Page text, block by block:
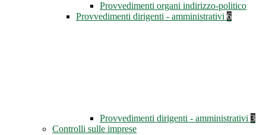
Provvedimenti organi indirizzo-politico
Provvedimenti dirigenti - amministrativi 6
Provvedimenti dirigenti - amministrativi 3
Controlli sulle imprese